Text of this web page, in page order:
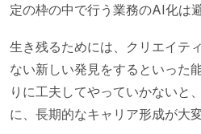
定の枠の中で行う業務のAI化は
生き残るためには、クリエイテ
ない新しい発見をするといった
りに工夫してやっていかないと
に、長期的なキャリア形成が大